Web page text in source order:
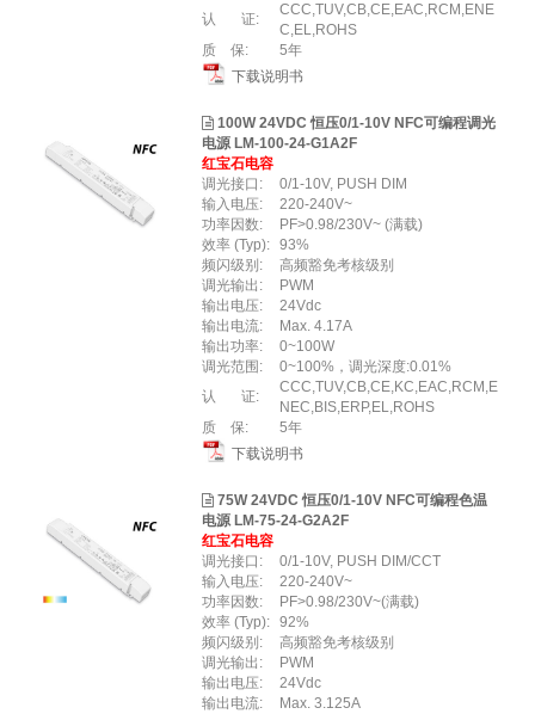
认 证:
CCC,TUV,CB,CE,EAC,RCM,ENE
C,EL,ROHS
质 保:
5年
下载说明书
100W 24VDC 恒压0/1-10V NFC可编程调光
电源 LM-100-24-G1A2F
红宝石电容
调光接口:
0/1-10V, PUSH DIM
输入电压:
220-240V~
功率因数:
PF>0.98/230V~ (满载)
效率 (Typ): 93%
频闪级别:
高频豁免考核级别
调光输出:
PWM
输出电压:
24Vdc
输出电流:
Max. 4.17A
输出功率:
0~100W
调光范围:
0~100%，调光深度:0.01%
认 证:
CCC,TUV,CB,CE,KC,EAC,RCM,E
NEC,BIS,ERP,EL,ROHS
质 保:
5年
下载说明书
75W 24VDC 恒压0/1-10V NFC可编程色温
电源 LM-75-24-G2A2F
红宝石电容
调光接口:
0/1-10V, PUSH DIM/CCT
输入电压:
220-240V~
功率因数:
PF>0.98/230V~(满载)
效率 (Typ): 92%
频闪级别:
高频豁免考核级别
调光输出:
PWM
输出电压:
24Vdc
输出电流:
Max. 3.125A